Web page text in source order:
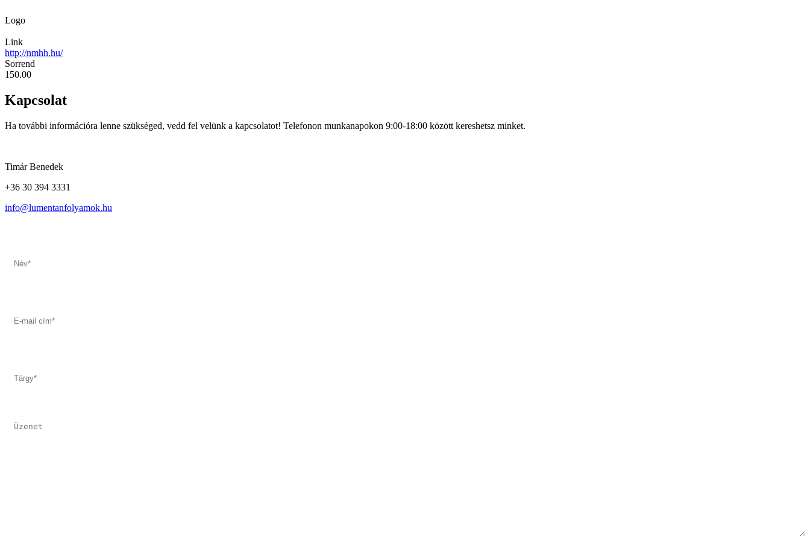
Logo
Link
http://nmhh.hu/
Sorrend
150.00
Kapcsolat
Ha további információra lenne szükséged, vedd fel velünk a kapcsolatot! Telefonon munkanapokon 9:00-18:00 között kereshetsz minket.
Timár Benedek
+36 30 394 3331
info@lumentanfolyamok.hu